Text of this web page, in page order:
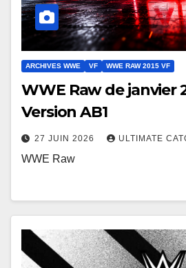
ARCHIVES WWE VF WWE RAW 2015 VF
WWE Raw de janvier
Version AB1
27 JUIN 2026 ULTIMATE
WWE Raw